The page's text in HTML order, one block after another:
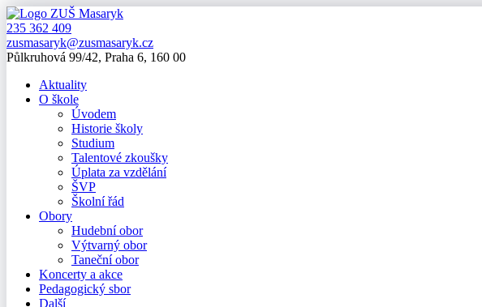
235 362 409
zusmasaryk@zusmasaryk.cz
Půlkruhová 99/42, Praha 6, 160 00
Aktuality
O škole
Úvodem
Historie školy
Studium
Talentové zkoušky
Úplata za vzdělání
ŠVP
Školní řád
Obory
Hudební obor
Výtvarný obor
Taneční obor
Koncerty a akce
Pedagogický sbor
Další